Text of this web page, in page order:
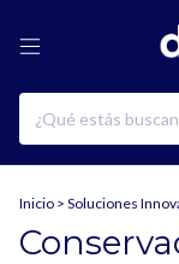
Inicio > Soluciones